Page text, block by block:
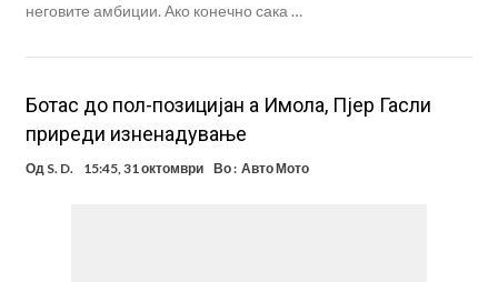
неговите амбиции. Ако конечно сака …
Ботас до пол-позицијан а Имола, Пјер Гасли
приреди изненадување
Од S. D. 15:45, 31 октомври Во : Авто Мото